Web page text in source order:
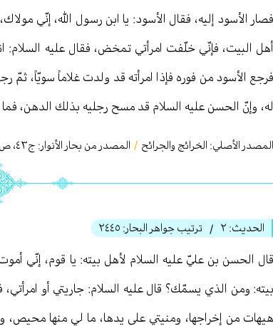
فصار الأسود إليه، فقال الأسود: يا ابن رسول الله، إنّي
أهل البيت، فإنّي خلّفت امرأتي تمخض، فقال عليه السلام:
فرجع الأسود من فوره فإذا امرأته قد ولدت غلاماً سويّاً، ثمّ
له، وإنّ الحسن عليه السلام قد مسح رجليه بذلك الدهن،
المصدر الأصلي: الخرائج والجرائح / المصدر من بحار الأنوار: ج٤٣، ص٣٢٤
الحديث: ٢ / ترتيب جواهر البحار: ٢٤٤٥
قال الحسن بن عليّ عليه السلام لأهل بيته: يا قوم، إنّي
بيته: ومن الذي يسمّك؟ قال عليه السلام: جاريتي أو امرأتي،
هيهات من إخراجها، ومنيتي على يدها، ما لي منها محيص،